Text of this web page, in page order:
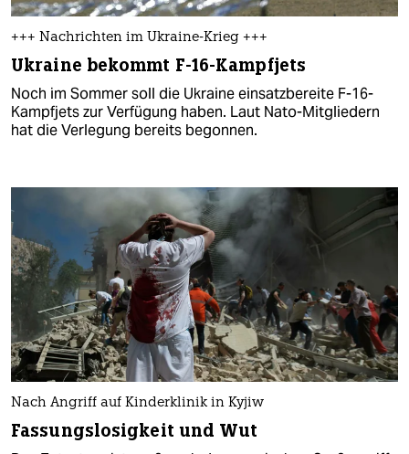
+++ Nachrichten im Ukraine-Krieg +++
Ukraine bekommt F-16-Kampfjets
Noch im Sommer soll die Ukraine einsatzbereite F-16-
Kampfjets zur Verfügung haben. Laut Nato-Mitgliedern
hat die Verlegung bereits begonnen.
Nach Angriff auf Kinderklinik in Kyjiw
Fassungslosigkeit und Wut